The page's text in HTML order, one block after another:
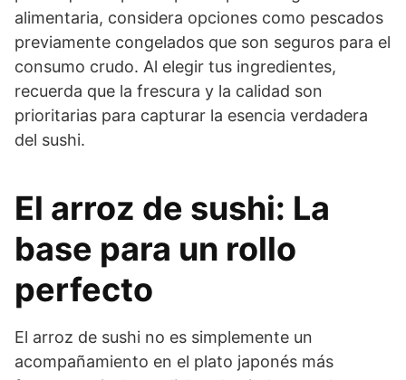
alimentaria, considera opciones como pescados
previamente congelados que son seguros para el
consumo crudo. Al elegir tus ingredientes,
recuerda que la frescura y la calidad son
prioritarias para capturar la esencia verdadera
del sushi.
El arroz de sushi: La
base para un rollo
perfecto
El arroz de sushi no es simplemente un
acompañamiento en el plato japonés más